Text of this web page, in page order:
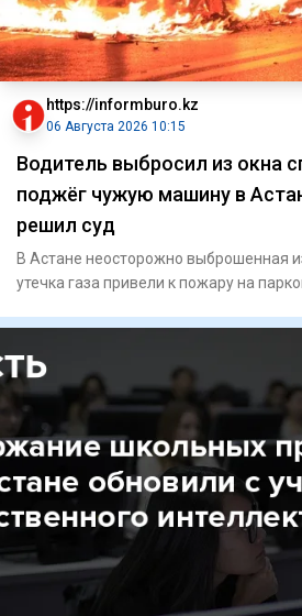
https://informburo.kz
06 Августа 2026 10:15
Водитель выбросил из окна
поджёг чужую машину в
решил суд
В Астане неосторожно выброшенная
утечка газа привели к пожару на